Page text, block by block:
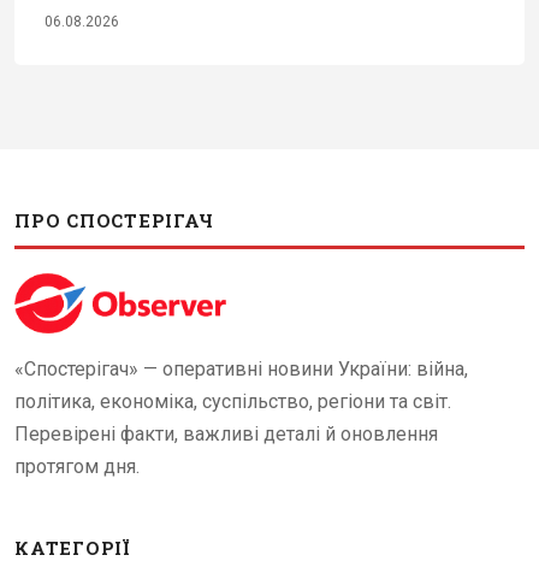
06.08.2026
ПРО СПОСТЕРІГАЧ
«Спостерігач» — оперативні новини України: війна,
політика, економіка, суспільство, регіони та світ.
Перевірені факти, важливі деталі й оновлення
протягом дня.
КАТЕГОРІЇ